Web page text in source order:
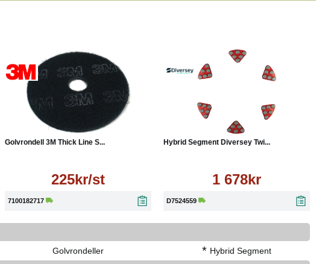
Golvrondell 3M Thick Line S...
225kr/st
7100182717
Hybrid Segment Diversey Twi...
1 678kr
D7524559
Läs mer
Golvrondeller * Hybrid Segment